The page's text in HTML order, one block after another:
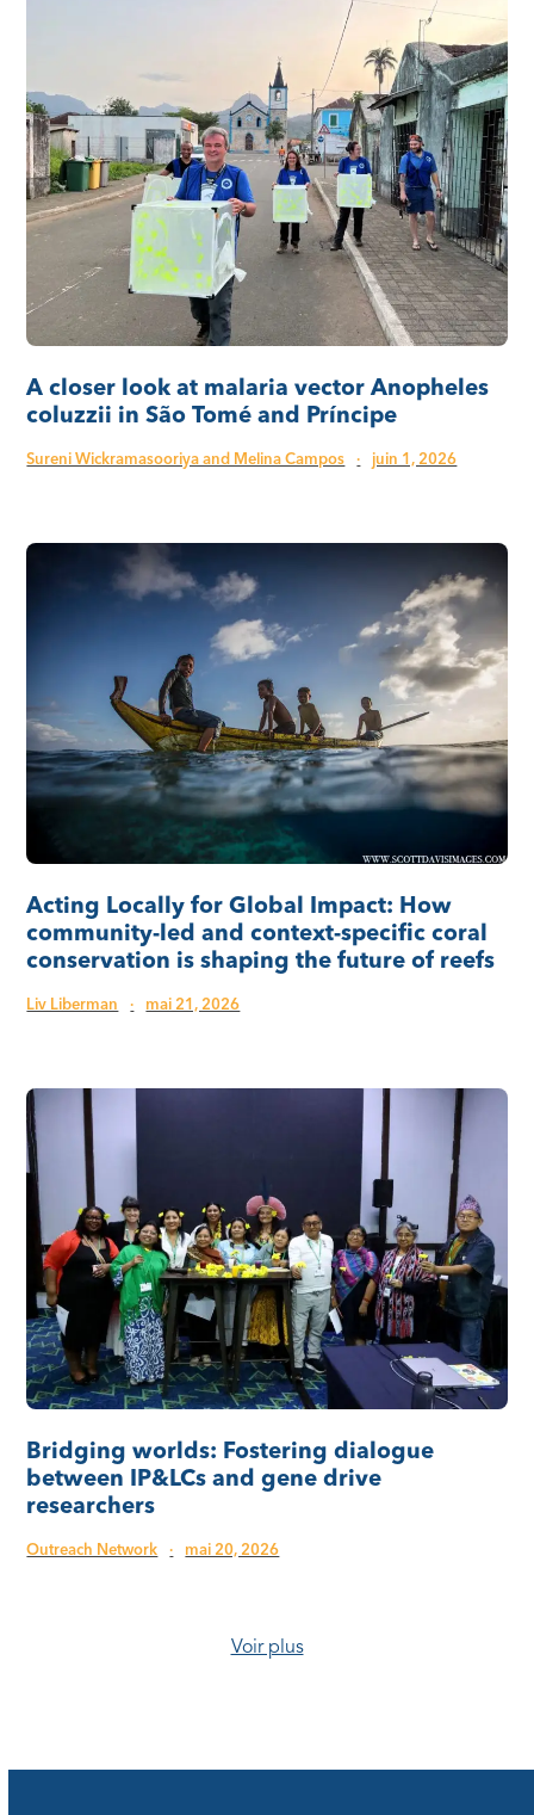
A closer look at malaria vector Anopheles
coluzzii in São Tomé and Príncipe
Sureni Wickramasooriya and Melina Campos · juin 1, 2026
Acting Locally for Global Impact: How
community-led and context-specific coral
conservation is shaping the future of reefs
Liv Liberman · mai 21, 2026
Bridging worlds: Fostering dialogue
between IP&LCs and gene drive
researchers
Outreach Network · mai 20, 2026
Voir plus